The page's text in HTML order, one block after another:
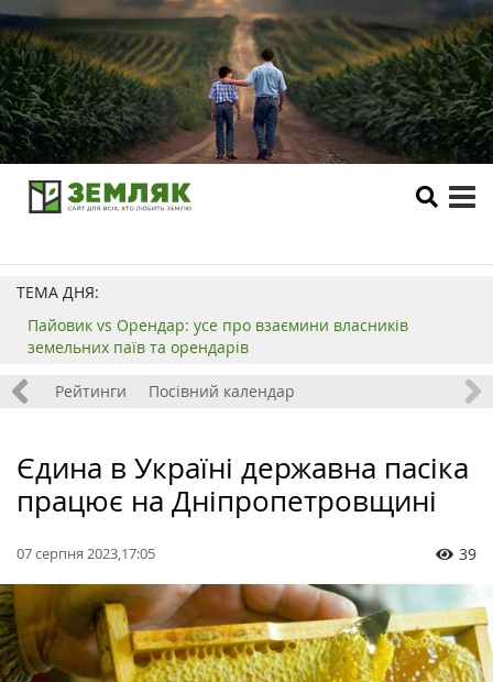
ТЕМА ДНЯ:
Пайовик vs Орендар: усе про взаємини власників
земельних паїв та орендарів
Рейтинги Посівний календар
Єдина в Україні державна пасіка
працює на Дніпропетровщині
07 серпня 2023,17:05 39